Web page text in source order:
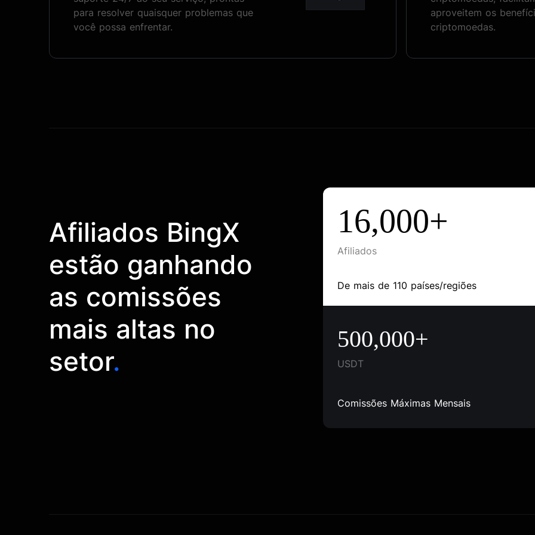
para resolver quaisquer problemas que
você possa enfrentar.
aproveitem os
criptomoedas.
Afiliados BingX
estão ganhando
as comissões
mais altas no
setor.
16,000+
Afiliados
De mais de 110 países/regiões
500,000+
USDT
Comissões Máximas Mensais